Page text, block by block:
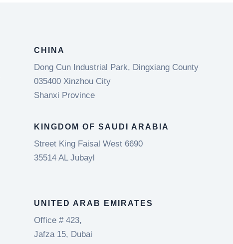
CHINA
Dong Cun Industrial Park, Dingxiang County
035400 Xinzhou City
Shanxi Province
KINGDOM OF SAUDI ARABIA
Street King Faisal West 6690
35514 AL Jubayl
UNITED ARAB EMIRATES
Office # 423,
Jafza 15, Dubai